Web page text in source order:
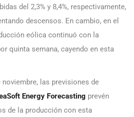
del 2,3% y 8,4%, respectivamente,
descensos. En cambio, en el
eólica continuó con la
quinta semana, cayendo en esta
noviembre, las previsiones de
Energy Forecasting prevén
de la producción con esta